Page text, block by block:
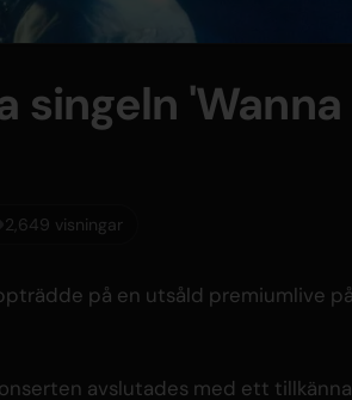
singeln 'Wanna
2,649 visningar
på en utsåld premiumlive
avslutades med ett